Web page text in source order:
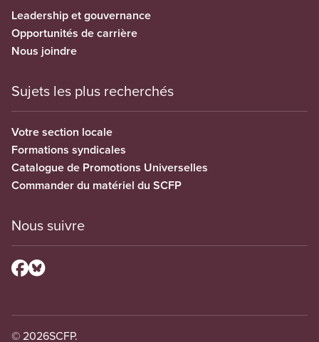
Leadership et gouvernance
Opportunités de carrière
Nous joindre
Sujets les plus recherchés
Votre section locale
Formations syndicales
Catalogue de Promotions Universelles
Commander du matériel du SCFP
Nous suivre
© 2026SCFP.